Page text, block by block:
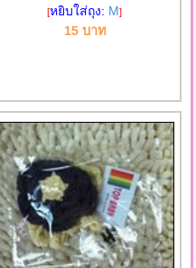
[หยิบใส่ถุง: M]
15 บาท